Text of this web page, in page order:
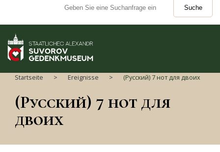
Suche
Startseite Ereignisse (Русский) 7 нот для двоих
(Русский) 7 нот для
двоих